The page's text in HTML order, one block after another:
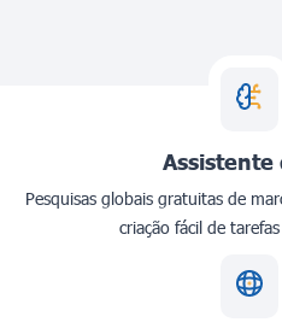
Assistente
Pesquisas globais gratuitas de
criação fácil de